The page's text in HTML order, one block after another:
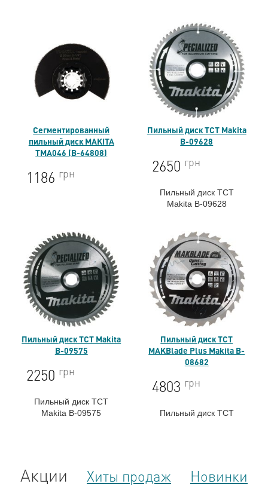
Сегментированный
пильный диск MAKITA
TMA046 (B-64808)
1186 грн
Пильный диск TCT Makita
B-09628
2650 грн
Пильный диск TCT
Makita B-09628
Пильный диск TCT Makita
B-09575
2250 грн
Пильный диск TCT
Makita B-09575
Пильный диск TCT
MAKBlade Plus Makita B-
08682
4803 грн
Пильный диск TCT
Акции Хиты продаж Новинки